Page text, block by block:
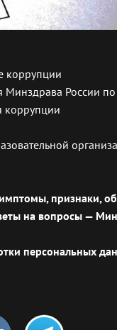
коррупции
Минздрава России
коррупции
признаки,
на вопросы —
персональных